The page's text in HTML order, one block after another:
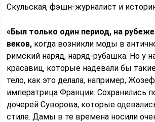
Скульская, фэшн-журналист и
«Был только один период, на рубеже
веков, когда возникли моды в
римский наряд, наряд-рубашка. Но у
красавиц, которые надевали бы
тело, как это делала, например,
императрица Франции. Сохранились
дочерей Суворова, которые
стиле. Дамы в те времена носили